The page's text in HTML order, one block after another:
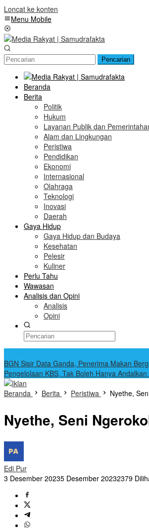
Loncat ke konten
Menu Mobile
Pencarian
Beranda
Berita
Politik
Hukum
Layanan Publik dan
Alam dan Lingkungan
Peristiwa
Pendidikan
Ekonomi
Internasional
Olahraga
Teknologi
Inovasi
Daerah
Gaya Hidup
Gaya Hidup dan Budaya
Kesehatan
Pelesir
Kuliner
Perlu Tahu
Wawasan
Analisis dan Opini
Analisis
Opini
BGN Sisir Data Ganda, Penerima Makan
Pengelolaan KBS, Tak Boleh Hanya
Beranda
Berita Peristiwa Nyethe,
Nyethe, Seni
Edi Pur
3 Desember 20235 Desember 20232379